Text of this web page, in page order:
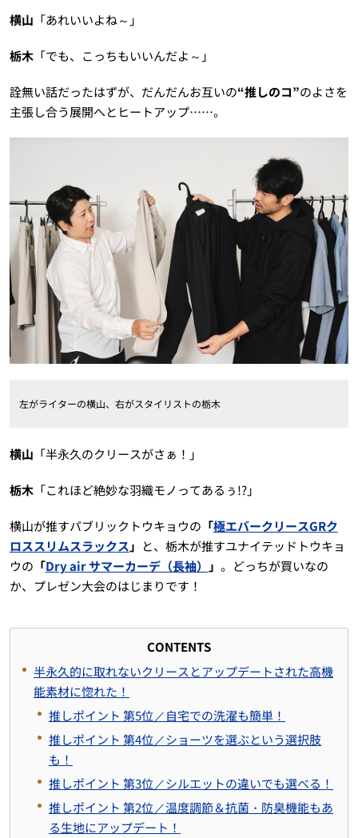
横山 「あれいいよね～」
栃木「でも、こっちもいいんだよ～」
詮無い話だったはずが、だんだんお互いの“推しのコ”のよさを
主張し合う展開へとヒートアップ……。
左がライターの横山、右がスタイリストの栃木
横山 「半永久のクリースがさぁ！」
栃木「これほど絶妙な羽織モノってあるぅ!?」
横山が推すパブリックトウキョウの 「極エバークリースGRク
ロススリムスラックス」 と、栃木が推すユナイテッドトウキョ
ウの 「Dry air サマーカーデ（長袖） 」 。どっちが買いなの
か、プレゼン大会のはじまりです！
CONTENTS
半永久的に取れないクリースとアップデートされた高機
能素材に惚れた！
推しポイント 第5位／自宅での洗濯も簡単！
推しポイント 第4位／ショーツを選ぶという選択肢
も！
推しポイント 第3位／シルエットの違いでも選べる！
推しポイント 第2位／温度調節＆抗菌・防臭機能もあ
る生地にアップデート！